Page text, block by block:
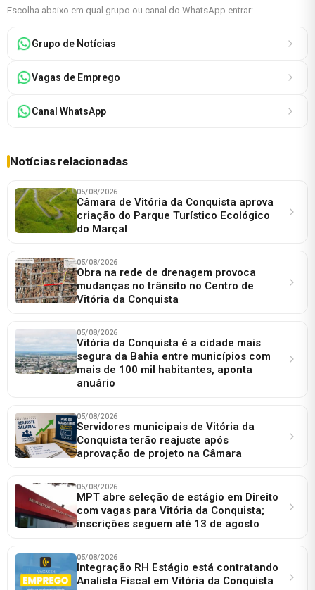
Escolha abaixo em qual grupo ou canal do WhatsApp entrar:
Grupo de Notícias
Vagas de Emprego
Canal WhatsApp
Notícias relacionadas
05/08/2026
Câmara de Vitória da Conquista aprova
criação do Parque Turístico Ecológico
do Marçal
05/08/2026
Obra na rede de drenagem provoca
mudanças no trânsito no Centro de
Vitória da Conquista
05/08/2026
Vitória da Conquista é a cidade mais
segura da Bahia entre municípios com
mais de 100 mil habitantes, aponta
anuário
05/08/2026
Servidores municipais de Vitória da
Conquista terão reajuste após
aprovação de projeto na Câmara
05/08/2026
MPT abre seleção de estágio em Direito
com vagas para Vitória da Conquista;
inscrições seguem até 13 de agosto
05/08/2026
Integração RH Estágio está contratando
Analista Fiscal em Vitória da Conquista